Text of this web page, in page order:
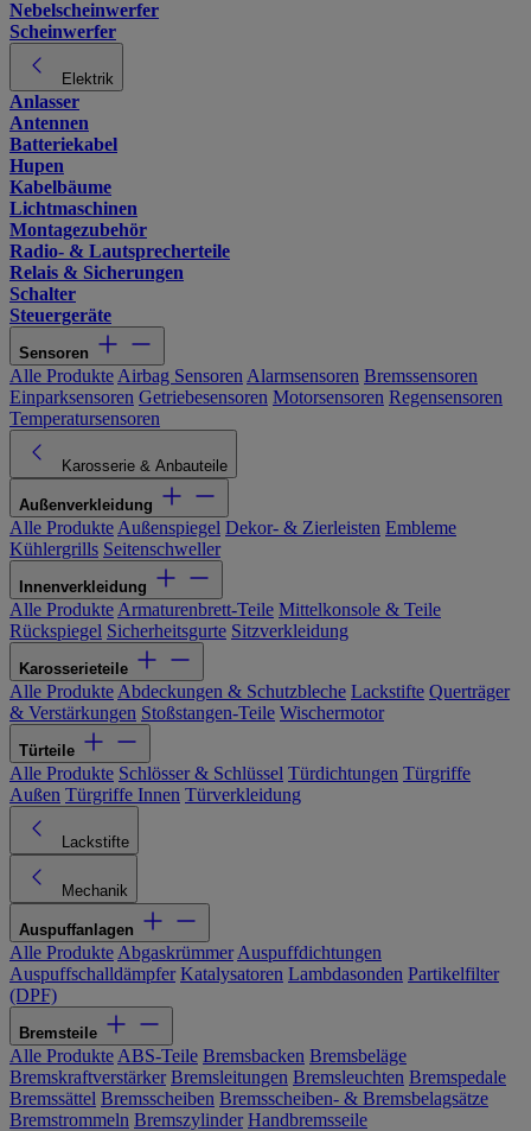
Nebelscheinwerfer
Scheinwerfer
Elektrik
Anlasser
Antennen
Batteriekabel
Hupen
Kabelbäume
Lichtmaschinen
Montagezubehör
Radio- & Lautsprecherteile
Relais & Sicherungen
Schalter
Steuergeräte
Sensoren
Alle Produkte Airbag Sensoren Alarmsensoren Bremssensoren
Einparksensoren Getriebesensoren Motorsensoren Regensensoren
Temperatursensoren
Karosserie & Anbauteile
Außenverkleidung
Alle Produkte Außenspiegel Dekor- & Zierleisten Embleme
Kühlergrills Seitenschweller
Innenverkleidung
Alle Produkte Armaturenbrett-Teile Mittelkonsole & Teile
Rückspiegel Sicherheitsgurte Sitzverkleidung
Karosserieteile
Alle Produkte Abdeckungen & Schutzbleche Lackstifte Querträger
& Verstärkungen Stoßstangen-Teile Wischermotor
Türteile
Alle Produkte Schlösser & Schlüssel Türdichtungen Türgriffe
Außen Türgriffe Innen Türverkleidung
Lackstifte
Mechanik
Auspuffanlagen
Alle Produkte Abgaskrümmer Auspuffdichtungen
Auspuffschalldämpfer Katalysatoren Lambdasonden Partikelfilter
(DPF)
Bremsteile
Alle Produkte ABS-Teile Bremsbacken Bremsbeläge
Bremskraftverstärker Bremsleitungen Bremsleuchten Bremspedale
Bremssättel Bremsscheiben Bremsscheiben- & Bremsbelagsätze
Bremstrommeln Bremszylinder Handbremsseile